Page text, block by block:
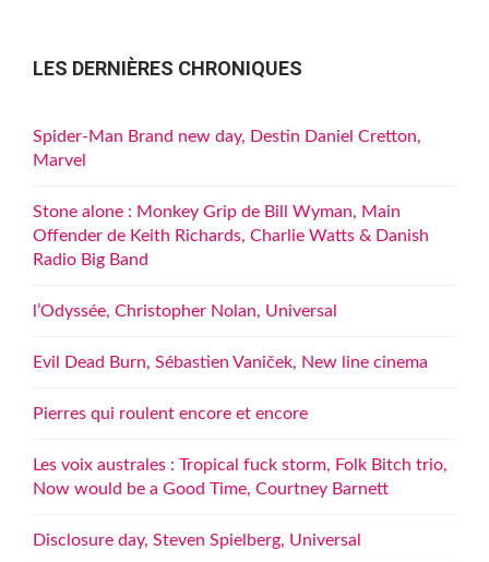
LES DERNIÈRES CHRONIQUES
Spider-Man Brand new day, Destin Daniel Cretton,
Marvel
Stone alone : Monkey Grip de Bill Wyman, Main
Offender de Keith Richards, Charlie Watts & Danish
Radio Big Band
l’Odyssée, Christopher Nolan, Universal
Evil Dead Burn, Sébastien Vaniček, New line cinema
Pierres qui roulent encore et encore
Les voix australes : Tropical fuck storm, Folk Bitch trio,
Now would be a Good Time, Courtney Barnett
Disclosure day, Steven Spielberg, Universal